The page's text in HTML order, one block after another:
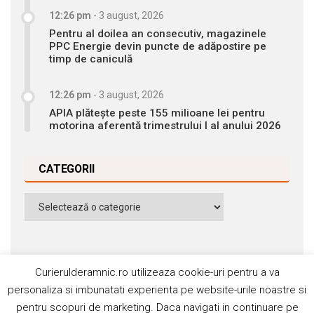
12:26 pm - 3 august, 2026
Pentru al doilea an consecutiv, magazinele
PPC Energie devin puncte de adăpostire pe
timp de caniculă
12:26 pm - 3 august, 2026
APIA plătește peste 155 milioane lei pentru
motorina aferentă trimestrului I al anului 2026
CATEGORII
Categorii
Curierulderamnic.ro utilizeaza cookie-uri pentru a va
personaliza si imbunatati experienta pe website-urile noastre si
pentru scopuri de marketing. Daca navigati in continuare pe